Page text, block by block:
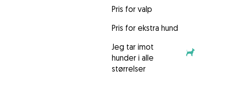
Pris for valp
Pris for ekstra hund
Jeg tar imot
hunder i alle
størrelser